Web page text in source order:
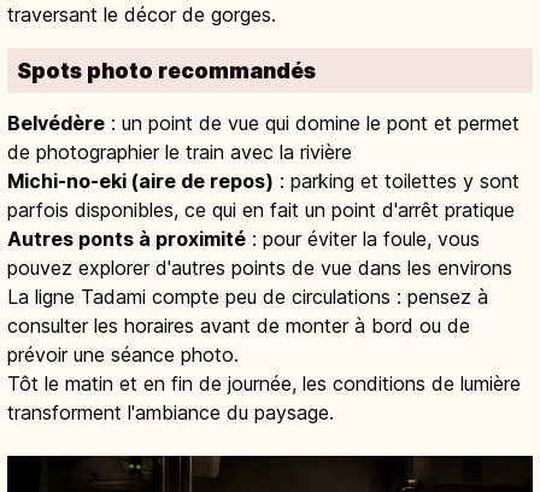
traversant le décor de gorges.
Spots photo recommandés
Belvédère : un point de vue qui domine le pont et permet
de photographier le train avec la rivière
Michi-no-eki (aire de repos) : parking et toilettes y sont
parfois disponibles, ce qui en fait un point d'arrêt pratique
Autres ponts à proximité : pour éviter la foule, vous
pouvez explorer d'autres points de vue dans les environs
La ligne Tadami compte peu de circulations : pensez à
consulter les horaires avant de monter à bord ou de
prévoir une séance photo.
Tôt le matin et en fin de journée, les conditions de lumière
transforment l'ambiance du paysage.